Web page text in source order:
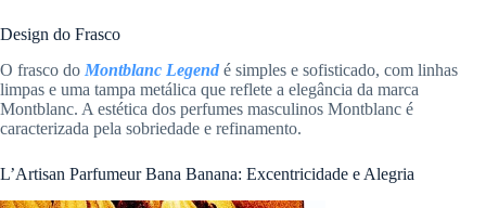
Design do Frasco
O frasco do Montblanc Legend é simples e sofisticado, com linhas
limpas e uma tampa metálica que reflete a elegância da marca
Montblanc. A estética dos perfumes masculinos Montblanc é
caracterizada pela sobriedade e refinamento.
L’Artisan Parfumeur Bana Banana: Excentricidade e Alegria